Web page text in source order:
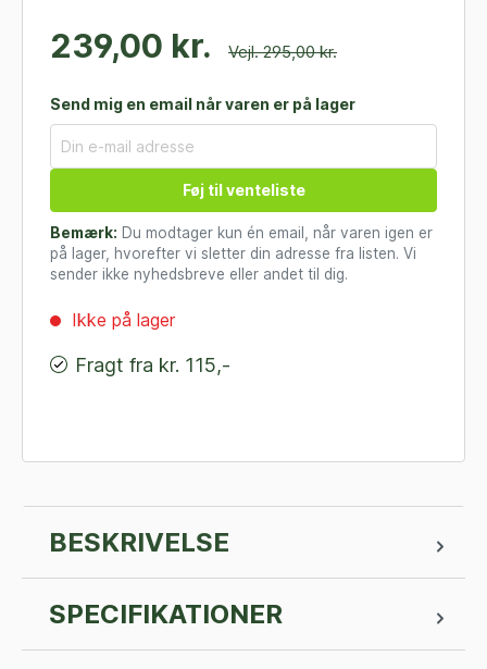
239,00 kr. Vejl. 295,00 kr.
Send mig en email når varen er på lager
Føj til venteliste
Bemærk: Du modtager kun én email, når varen igen er
på lager, hvorefter vi sletter din adresse fra listen. Vi
sender ikke nyhedsbreve eller andet til dig.
Ikke på lager
Fragt fra kr. 115,-
BESKRIVELSE
SPECIFIKATIONER